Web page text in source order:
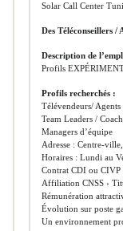
Solar Call Center
Des Téléconseillers /
Description de
Profils
Profils recherchés :
Télévendeurs/
Team Leaders /
Managers d’équipe
Adresse : Centre-
Horaires : Lundi au
Contrat CDI ou CIVP
Affiliation CNSS ›
Rémunération
Évolution sur poste
Un environnement